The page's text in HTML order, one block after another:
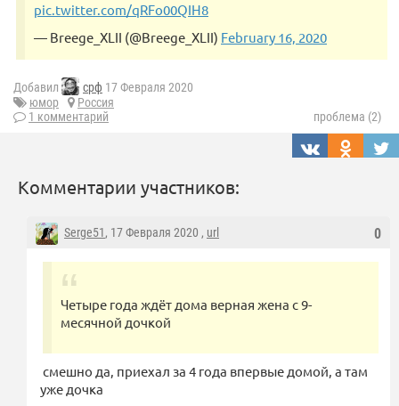
pic.twitter.com/qRFo00QIH8
— Breege_XLII (@Breege_XLII) February 16, 2020
Добавил срф 17 Февраля 2020
юмор
Россия
1 комментарий
проблема (2)
Комментарии участников:
0
Serge51, 17 Февраля 2020 , url
Четыре года ждёт дома верная жена с 9-
месячной дочкой
смешно да, приехал за 4 года впервые домой, а там
уже дочка